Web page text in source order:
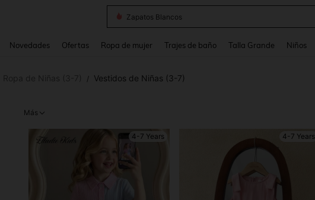
Blusas
Novedades Ofertas Ropa de mujer Trajes de baño Talla Grande Niños
/ Vestidos de Niñas (3-7)
Más
4-7 Years 4-7 Years